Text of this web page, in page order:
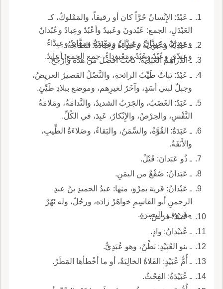
ـ عَبْدُ: الإِنْسانُ حُرَّاً كان أو رقيقاً، والمَمْلوكُ، كـ
العَبْدَلِ، الجمع: عَبْدونَ وعَبيدٌ وأعْبُدٌ وعِبادٌ وعُبْدانٌ
وعِبدانٌ وعِبِدَّانٌ وعِبِدَّانٌ ومَعْبَدَةٌ ومعابِدُ وعِبِدَّاءُ
وعِبِدّى وعُبُدٌ وعَبُدٌ ومَعْبوداءُ، جمع الجمع: أعابِدُ.
ـ عَبْدِيَّةُ وعُبودِيَّةُ وعُبودَةُ وعِبادَةُ: الطَّاعَةُ.
ـ الدَّراهِمُ العَبْدِيَّةُ: كانتْ أفضلَ من هذه وأرْجَحَ.
ـ عَبْدُ: نَباتٌ طَيِّبُ الرائحةِ، والنَّصْلُ القصيرُ العريضُ،
وجبلٌ لبني أسَدٍ، وآخَرُ لغيرِهم، وموضع ببلادِ طَيِّئٍ.
ـ عَبَدُ: الغَضَبُ، والجَرَبُ الشديدُ، والنَّدامَةُ، ومَلامَةُ
النَّفْسِ، والحِرْصُ، والإِنْكارُ، عَبِدَ، في الكُلِّ.
ـ عَبَدَةُ: القُوَّةُ، والسِّمَنُ، والبَقاءُ، وصَلاءَةُ الطِّيبِ،
والأَنَفَةُ.
ـ ذُو عَبَدانَ: قَيْلٌ.
ـ عَبَدانُ: صُقْعٌ من اليمَنِ.
ـ عَبْدانُ: قرية بمرْوَ، منها: عبدُ الحميدِ بنُ عبدِ
الرحمنِ أبو القاسِمِ خواهَرْ زادَه، ورجُلٌ، وله نَهْرٌ
معروف بالبصرَةِ.
ـ عُبَيْدٌ: فرسٌ.
ـ عُبَيْدانُ: وادٍ.
ـ بنو العُبَيْدِ: بَطْنٌ، وهو عُبَدِيٌّ.
ـ أُمُّ عُبَيْدٍ: الفَلاةُ الخالِيَةُ، أو ما أخْطأها المَطَرُ.
ـ عُبَيْدَةُ: الفِحْثُ.